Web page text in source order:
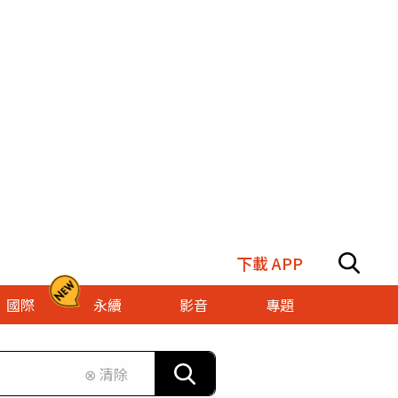
下載 APP
國際 永續 影音
專題
⊗ 清除